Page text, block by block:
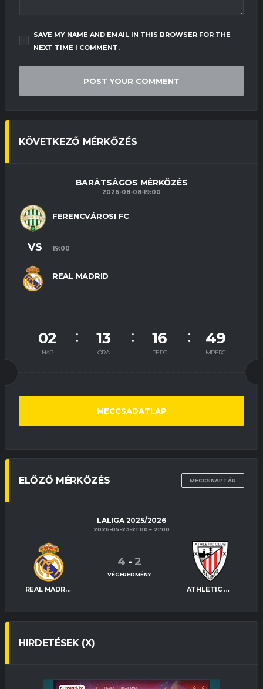
SAVE MY NAME AND EMAIL IN THIS BROWSER FOR THE
NEXT TIME I COMMENT.
KÖVETKEZŐ MÉRKŐZÉS
BARÁTSÁGOS MÉRKŐZÉS
2026-08-08-19:00
FERENCVÁROSI FC
REAL MADRID
VS 19:00
02
NAP
13
ÓRA
16
PERC
48
MPERC
MECCSADATLAP
ELŐZŐ MÉRKŐZÉS MECCSNAPTÁR
LALIGA 2025/2026
2026-05-23-21:00 21:00
REAL MADRID ATHLETIC BILBAO
4 - 2
VÉGEREDMÉNY
HIRDETÉSEK (X)